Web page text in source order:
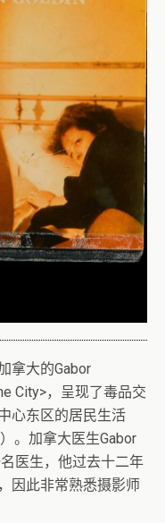
拿大的Gabor
City>，呈现了毒品交
心东区的居民生活
。加拿大医生Gabor
医生，他过去十二年
因此非常熟悉摄影师